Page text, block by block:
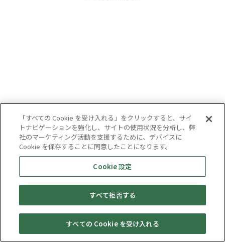
キャンペーン 店舗一覧 Web予約 買取情報 宅配買取
「すべての Cookie を受け入れる」をクリックすると、サイ
トナビゲーションを強化し、サイトの使用状況を分析し、弊
社のマーケティング活動を支援するために、デバイスに
Cookie を保存することに同意したことになります。
Cookie 設定
すべて拒否する
すべての Cookie を受け入れる